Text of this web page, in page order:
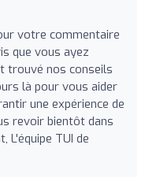
votre commentaire
que vous ayez
trouvé nos conseils
là pour vous aider
une expérience de
revoir bientôt dans
L'équipe TUI de